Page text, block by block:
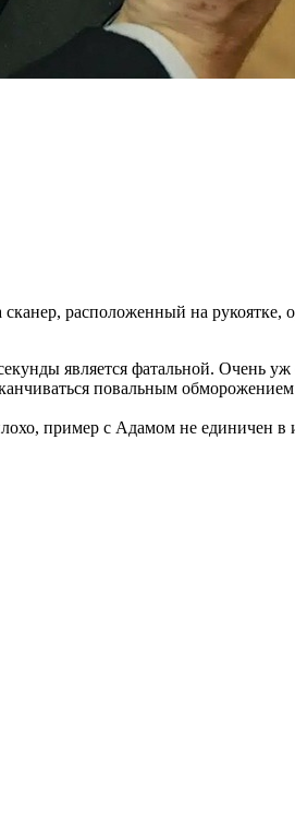
расположенный на
является фатальной. Очень
повальным
пример с Адамом не единичен в